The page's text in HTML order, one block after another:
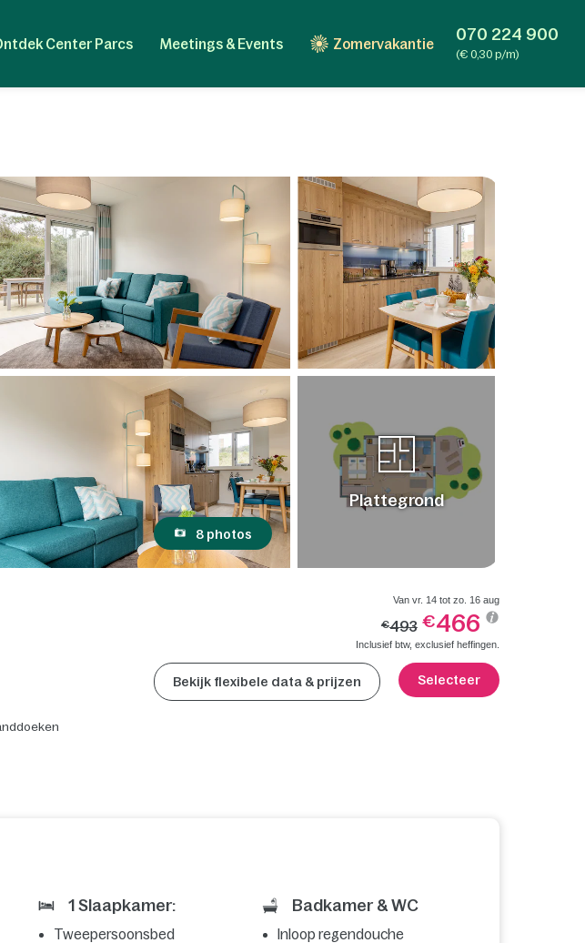
Center Parcs Meetings & Events Zomervakantie 070 224 900
(€ 0,30 p/m)
8 photos
Plattegrond
Van vr. 14 tot zo. 16 aug
€493 €466
Inclusief btw, exclusief heffingen.
Bekijk flexibele data & prijzen Selecteer
1 Slaapkamer:
Tweepersoonsbed
Badkamer & WC
Inloop regendouche